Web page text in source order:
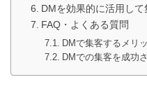
DMを効果的に活用し
FAQ・よくある質問
DMで集客するメリ
DMでの集客を成功